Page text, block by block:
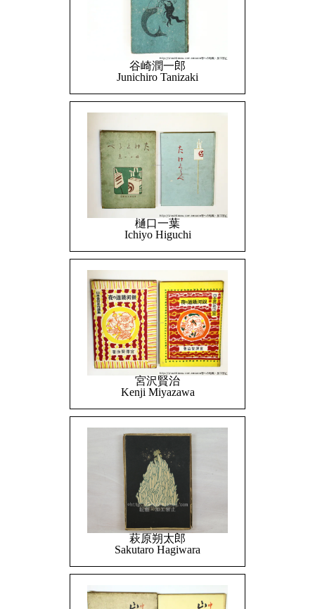
谷崎潤一郎
Junichiro Tanizaki
樋口一葉
Ichiyo Higuchi
宮沢賢治
Kenji Miyazawa
萩原朔太郎
Sakutaro Hagiwara